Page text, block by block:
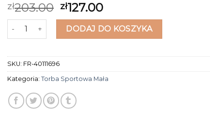
zł203.00 zł127.00
ilość torba sportowa małaDODAJ DO KOSZYKA
SKU: FR-40111696
Kategoria: Torba Sportowa Mała